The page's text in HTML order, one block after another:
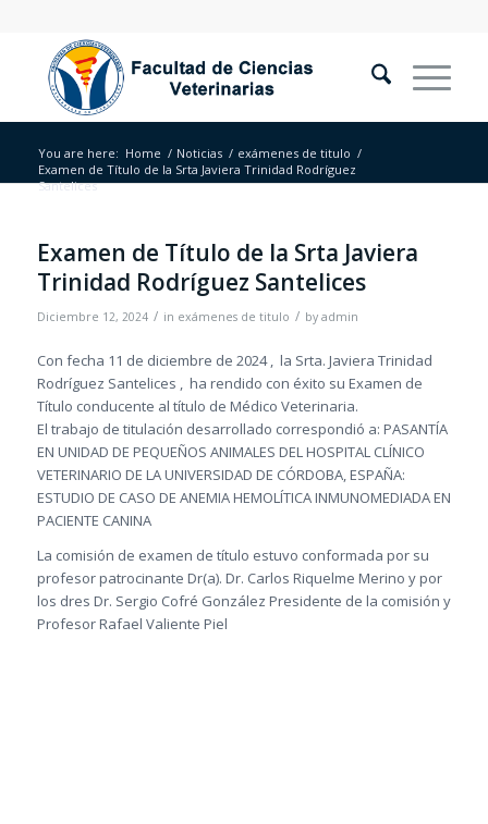
You are here: Home / Noticias / exámenes de titulo /
Examen de Título de la Srta Javiera Trinidad Rodríguez
Santelices
Examen de Título de la Srta Javiera
Trinidad Rodríguez Santelices
Diciembre 12, 2024 / in exámenes de titulo / by admin
Con fecha 11 de diciembre de 2024 , la Srta. Javiera Trinidad
Rodríguez Santelices , ha rendido con éxito su Examen de
Título conducente al título de Médico Veterinaria.
El trabajo de titulación desarrollado correspondió a: PASANTÍA
EN UNIDAD DE PEQUEÑOS ANIMALES DEL HOSPITAL CLÍNICO
VETERINARIO DE LA UNIVERSIDAD DE CÓRDOBA, ESPAÑA:
ESTUDIO DE CASO DE ANEMIA HEMOLÍTICA INMUNOMEDIADA EN
PACIENTE CANINA
La comisión de examen de título estuvo conformada por su
profesor patrocinante Dr(a). Dr. Carlos Riquelme Merino y por
los dres Dr. Sergio Cofré González Presidente de la comisión y
Profesor Rafael Valiente Piel